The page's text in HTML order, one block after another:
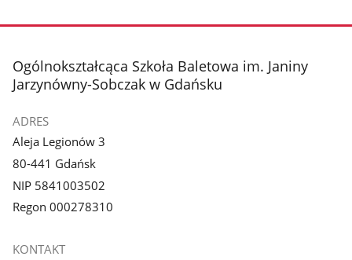
stopka
Ogólnokształcąca Szkoła Baletowa im. Janiny
Jarzynówny-Sobczak w Gdańsku
ADRES
Aleja Legionów 3
80-441 Gdańsk
NIP 5841003502
Regon 000278310
KONTAKT